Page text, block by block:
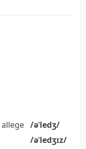
allege /əˈledʒ/
/əˈledʒɪz/